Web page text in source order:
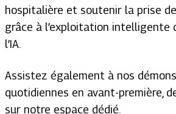
hospitalière et soutenir la prise
grâce à l’exploitation intelligente
l’IA.
Assistez également à nos
quotidiennes en avant-première,
sur notre espace dédié.